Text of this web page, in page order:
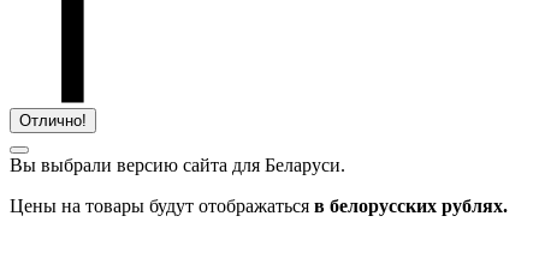
Отлично!
Вы выбрали версию сайта для Беларуси.
Цены на товары будут отображаться в белорусских рублях.